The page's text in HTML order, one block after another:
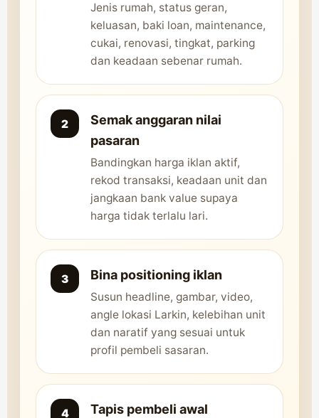
Jenis rumah, status geran,
keluasan, baki loan, maintenance,
cukai, renovasi, tingkat, parking
dan keadaan sebenar rumah.
Semak anggaran nilai
pasaran
Bandingkan harga iklan aktif,
rekod transaksi, keadaan unit dan
jangkaan bank value supaya
harga tidak terlalu lari.
Bina positioning iklan
Susun headline, gambar, video,
angle lokasi Larkin, kelebihan unit
dan naratif yang sesuai untuk
profil pembeli sasaran.
Tapis pembeli awal